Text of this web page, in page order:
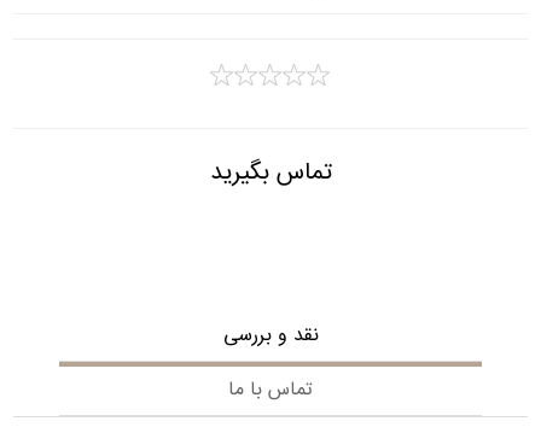
تماس بگیرید
نقد و بررسی
تماس با ما